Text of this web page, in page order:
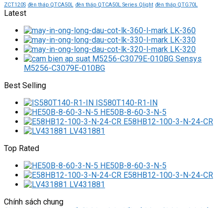
ZCT120S đèn tháp QTCA50L đèn tháp QTCA50L Series Qlight đèn tháp QTG70L
Latest
LK-360
LK-330
LK-320
M5256-C3079E-010BG
Best Selling
IS580T140-R1-IN
HE50B-8-60-3-N-5
E58HB12-100-3-N-24-CR
LV431881
Top Rated
HE50B-8-60-3-N-5
E58HB12-100-3-N-24-CR
LV431881
Chính sách chung